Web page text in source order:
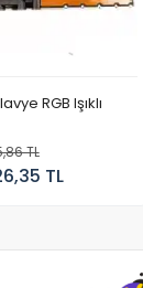
RGB Işıklı
TL
TL